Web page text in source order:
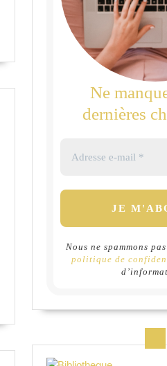
Ne
dernières
Nous ne spammons
politique de